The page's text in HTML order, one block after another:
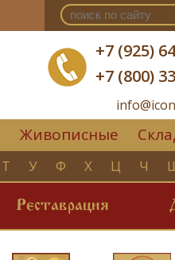
+7 (925)
+7 (800)
Живописные
Т У Ф Х Ц Ч
Реставрация